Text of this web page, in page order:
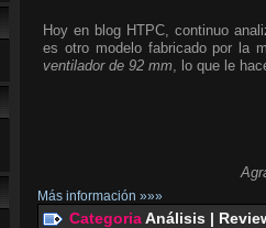
Hoy en blog HTPC, continuo
es otro modelo fabricado por la
ventilador de 92 mm , lo que le
Más información »»»
CategoriaAnálisis |